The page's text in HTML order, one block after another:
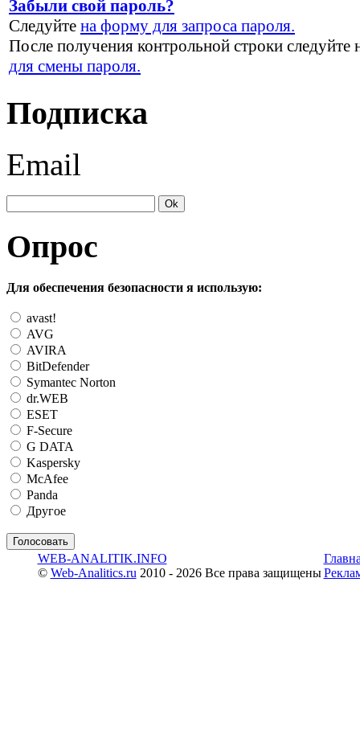
Забыли свой пароль?
Следуйте на форму для запроса пароля.
После получения контрольной строки следуйте
для смены пароля.
Подписка
Email
Опрос
Для обеспечения безопасности я использую:
avast!
AVG
AVIRA
BitDefender
Symantec Norton
dr.WEB
ESET
F-Secure
G DATA
Kaspersky
McAfee
Panda
Другое
WEB-ANALITIK.INFO
© Web-Analitics.ru 2010 - 2026 Все права защищены